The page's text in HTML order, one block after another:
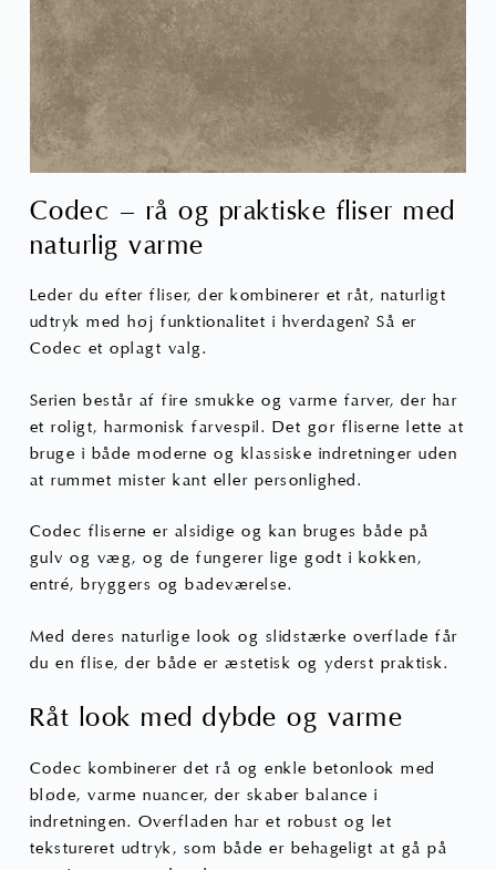
Codec – rå og praktiske fliser med
naturlig varme
Leder du efter fliser, der kombinerer et råt, naturligt
udtryk med høj funktionalitet i hverdagen? Så er
Codec et oplagt valg.
Serien består af fire smukke og varme farver, der har
et roligt, harmonisk farvespil. Det gør fliserne lette at
bruge i både moderne og klassiske indretninger uden
at rummet mister kant eller personlighed.
Codec fliserne er alsidige og kan bruges både på
gulv og væg, og de fungerer lige godt i køkken,
entré, bryggers og badeværelse.
Med deres naturlige look og slidstærke overflade får
du en flise, der både er æstetisk og yderst praktisk.
Råt look med dybde og varme
Codec kombinerer det rå og enklebetonlook med
bløde, varme nuancer, der skaber balance i
indretningen. Overfladen har et robust og let
tekstureret udtryk, som både er behageligt at gå på